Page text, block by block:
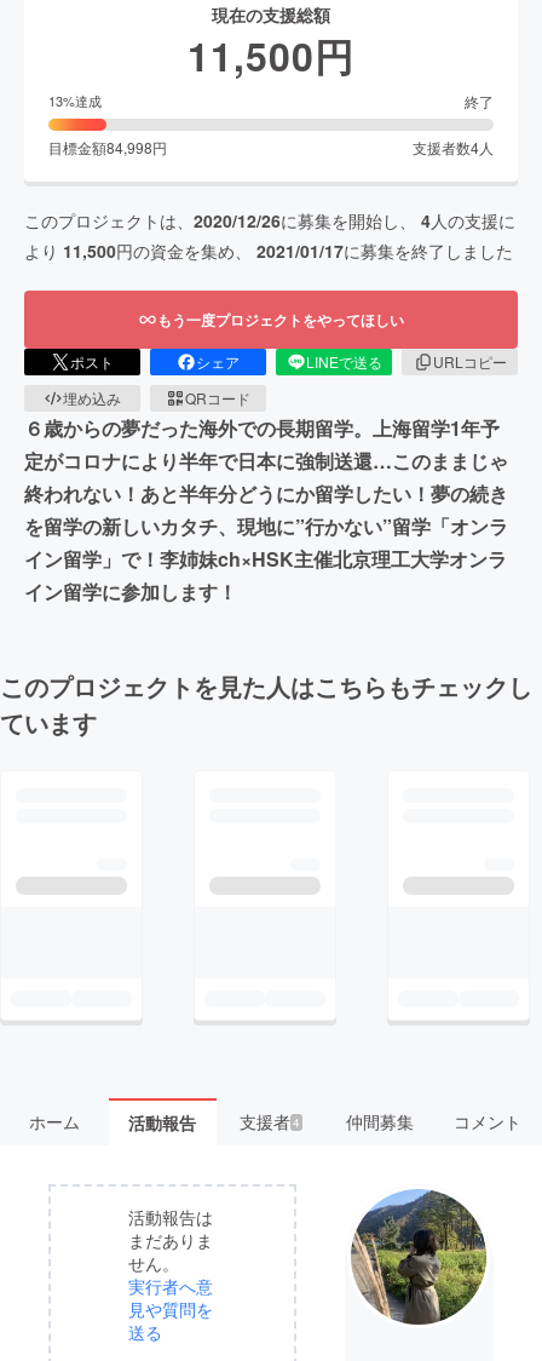
現在の支援総額
11,500円
13%達成 終了
目標金額84,998円 支援者数4人
このプロジェクトは、 2020/12/26に募集を開始し、 4人の支援に
より 11,500円の資金を集め、 2021/01/17に募集を終了しました
もう一度プロジェクトをやってほしい
ポスト シェア LINEで送る
URLコピー
埋め込み
QRコード
６歳からの夢だった海外での長期留学。上海留学1年予
定がコロナにより半年で日本に強制送還…このままじゃ
終われない！あと半年分どうにか留学したい！夢の続き
を留学の新しいカタチ、現地に”行かない”留学「オンラ
イン留学」で！李姉妹ch×HSK主催北京理工大学オンラ
イン留学に参加します！
このプロジェクトを見た人はこちらもチェックし
ています
ホーム 活動報告 支援者4 仲間募集 コメント
活動報告は
まだありま
せん。
実行者へ意
見や質問を
送る